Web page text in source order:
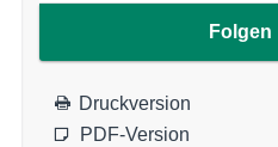
Folgen
Druckversion
PDF-Version